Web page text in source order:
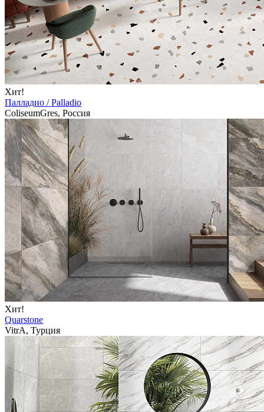
Хит!
Палладио / Palladio
ColiseumGres, Россия
Хит!
Quarstone
VitrA, Турция